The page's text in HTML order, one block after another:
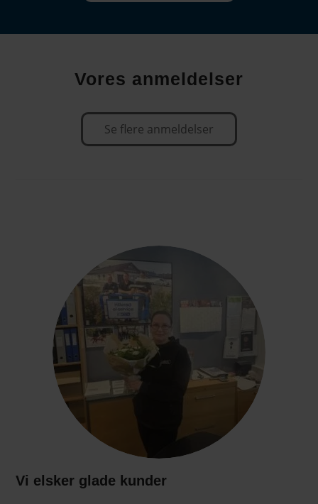
Vores anmeldelser
Se flere anmeldelser
Vi elsker glade kunder